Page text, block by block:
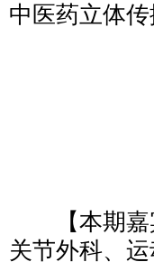
中医药立体传
【本期嘉
关节外科、